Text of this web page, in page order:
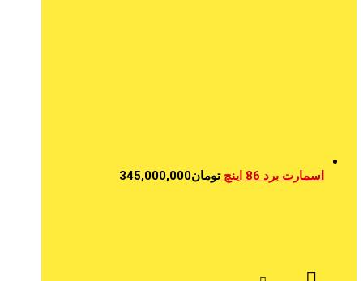
اسمارت برد 86 اینچ تومان345,000,000